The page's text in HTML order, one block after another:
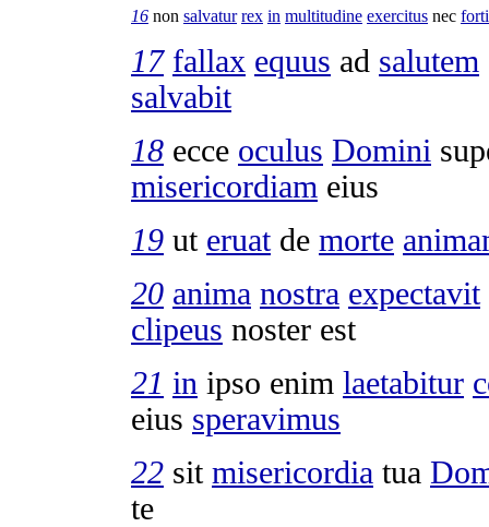
16 non salvatur rex in multitudine exercitus nec
17 fallax equus ad salutem
salvabit
18 ecce oculus Domini
misericordiam eius
19 ut eruatde morte
20 anima nostra expectavit
clipeus noster est
21 in ipso enim laetabitur
eius speravimus
22 sit misericordia tua
te